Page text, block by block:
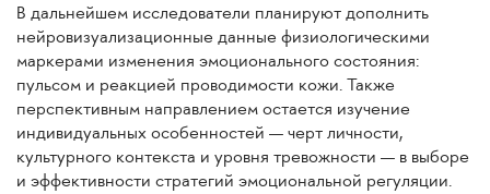
В дальнейшем исследователи планируют дополнить
нейровизуализационные данные физиологическими
маркерами изменения эмоционального состояния:
пульсом и реакцией проводимости кожи. Также
перспективным направлением остается изучение
индивидуальных особенностей — черт личности,
культурного контекста и уровня тревожности — в выборе
и эффективности стратегий эмоциональной регуляции.